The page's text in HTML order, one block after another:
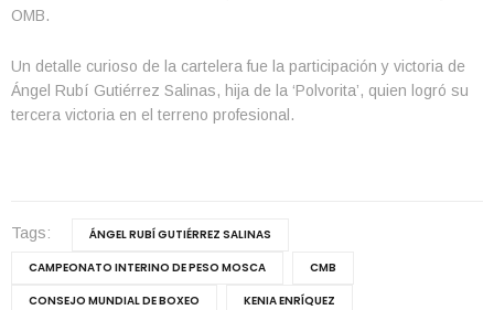
OMB.
Un detalle curioso de la cartelera fue la participación y victoria de
Ángel Rubí Gutiérrez Salinas, hija de la ‘Polvorita’, quien logró su
tercera victoria en el terreno profesional.
Tags:
ÁNGEL RUBÍ GUTIÉRREZ SALINAS
CAMPEONATO INTERINO DE PESO MOSCA
CMB
CONSEJO MUNDIAL DE BOXEO
KENIA ENRÍQUEZ